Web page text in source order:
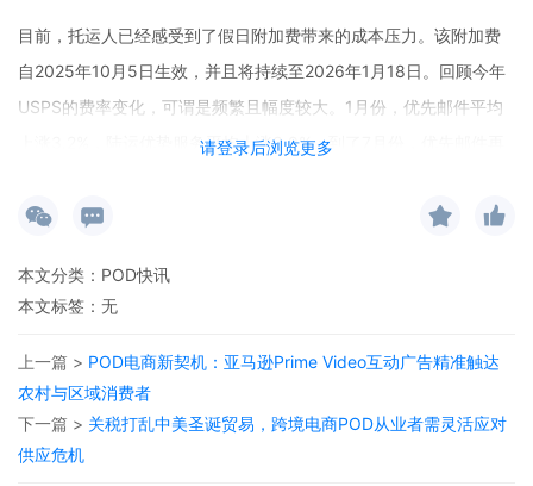
请登录后浏览更多
目前，托运人已经感受到了假日附加费带来的成本压力。该附加费
自2025年10月5日生效，并且将持续至2026年1月18日。回顾今年
USPS的费率变化，可谓是频繁且幅度较大。1月份，优先邮件平均
上涨3.2%，陆运优势服务平均上涨3.9%；到了7月份，优先邮件再
加费适用范围也有所扩大。这些变化无不让商家们绷紧了神经，特
境电商商家来说，成本的增加可能会对其经营造成不小的挑战。
Connect电子商务计划为商户提供比商业费率更优惠的折扣邮费。
这对于商家来说，无疑是在成本上涨的浪潮中抓到的一根救命稻
草。商家们可以通过充分利用这一政策，降低物流成本，提高自身
本文分类： POD快讯
本文标签：无
上一篇 > POD电商新契机：亚马逊Prime Video互动广告精准触达
农村与区域消费者
下一篇 > 关税打乱中美圣诞贸易，跨境电商POD从业者需灵活应对
供应危机